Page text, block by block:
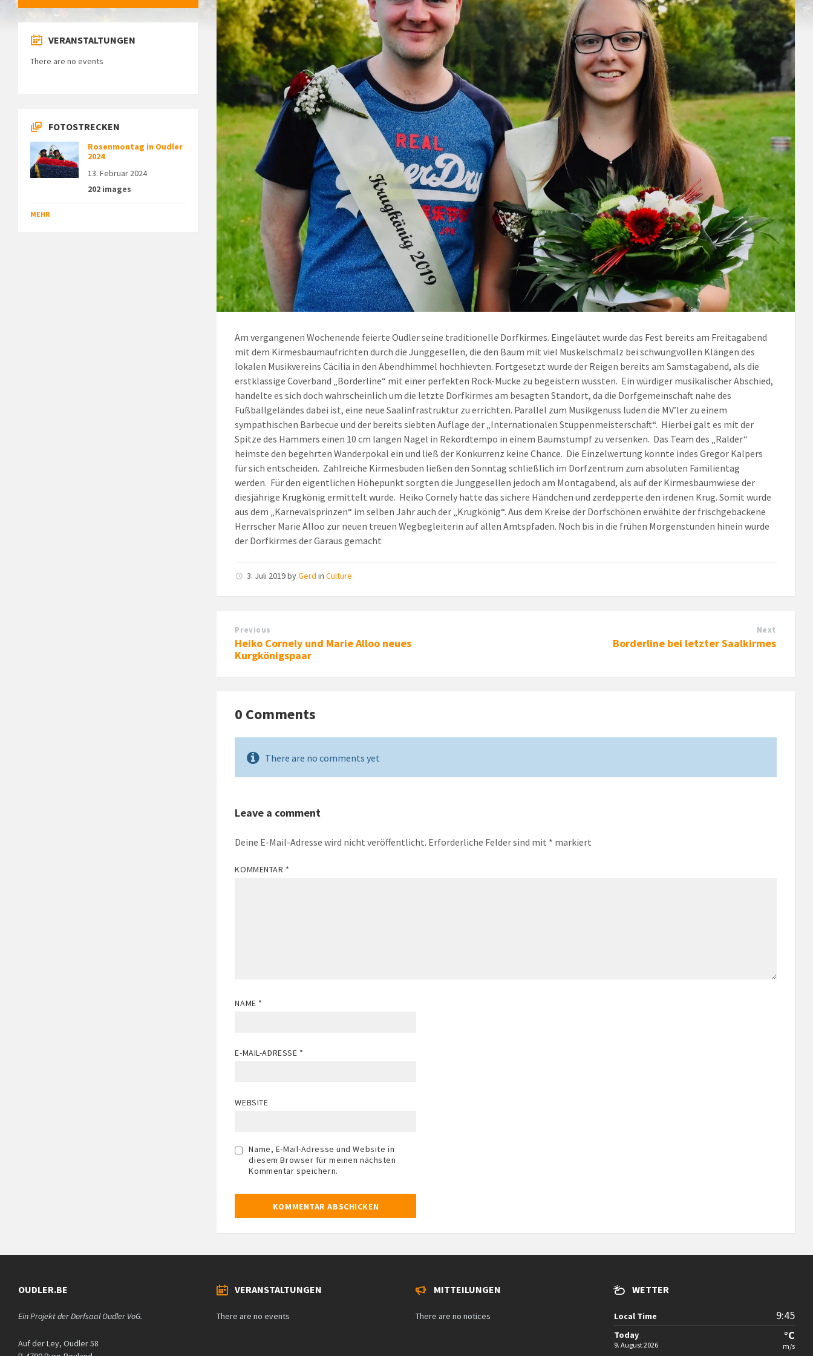
Am vergangenen Wochenende feierte Oudler seine traditionelle Dorfkirmes. Eingeläutet wurde das Fest bereits am Freitagabend
mit dem Kirmesbaumaufrichten durch die Junggesellen, die den Baum mit viel Muskelschmalz bei schwungvollen Klängen des
lokalen Musikvereins Cäcilia in den Abendhimmel hochhievten. Fortgesetzt wurde der Reigen bereits am Samstagabend, als die
erstklassige Coverband „Borderline“ mit einer perfekten Rock-Mucke zu begeistern wussten. Ein würdiger musikalischer Abschied,
handelte es sich doch wahrscheinlich um die letzte Dorfkirmes am besagten Standort, da die Dorfgemeinschaft nahe des
Fußballgeländes dabei ist, eine neue Saalinfrastruktur zu errichten. Parallel zum Musikgenuss luden die MV’ler zu einem
sympathischen Barbecue und der bereits siebten Auflage der „Internationalen Stuppenmeisterschaft“. Hierbei galt es mit der
Spitze des Hammers einen 10 cm langen Nagel in Rekordtempo in einem Baumstumpf zu versenken. Das Team des „Ralder“
heimste den begehrten Wanderpokal ein und ließ der Konkurrenz keine Chance. Die Einzelwertung konnte indes Gregor Kalpers
für sich entscheiden. Zahlreiche Kirmesbuden ließen den Sonntag schließlich im Dorfzentrum zum absoluten Familientag
werden. Für den eigentlichen Höhepunkt sorgten die Junggesellen jedoch am Montagabend, als auf der Kirmesbaumwiese der
diesjährige Krugkönig ermittelt wurde. Heiko Cornely hatte das sichere Händchen und zerdepperte den irdenen Krug. Somit wurde
aus dem „Karnevalsprinzen“ im selben Jahr auch der „Krugkönig“. Aus dem Kreise der Dorfschönen erwählte der frischgebackene
Herrscher Marie Alloo zur neuen treuen Wegbegleiterin auf allen Amtspfaden. Noch bis in die frühen Morgenstunden hinein wurde
der Dorfkirmes der Garaus gemacht
3. Juli 2019byGerd inCulture
Previous
Heiko Cornely und Marie Alloo neues
Kurgkönigspaar
Next
Borderline bei letzter Saalkirmes
0 Comments
There are no comments yet
Leave a comment
Deine E-Mail-Adresse wird nicht veröffentlicht. Erforderliche Felder sind mit * markiert
KOMMENTAR *
NAME *
E-MAIL-ADRESSE *
WEBSITE
Name, E-Mail-Adresse und Website in
diesem Browser für meinen nächsten
Kommentar speichern.
VERANSTALTUNGEN
There are no events
FOTOSTRECKEN
Rosenmontag in Oudler
2024
13. Februar 2024
202 images
MEHR
OUDLER.BE
Ein Projekt der Dorfsaal Oudler VoG.
Auf der Ley, Oudler 58
VERANSTALTUNGEN
There are no events
MITTEILUNGEN
There are no notices
WETTER
Local Time 9:45
Today
9. August 2026
°C
m/s